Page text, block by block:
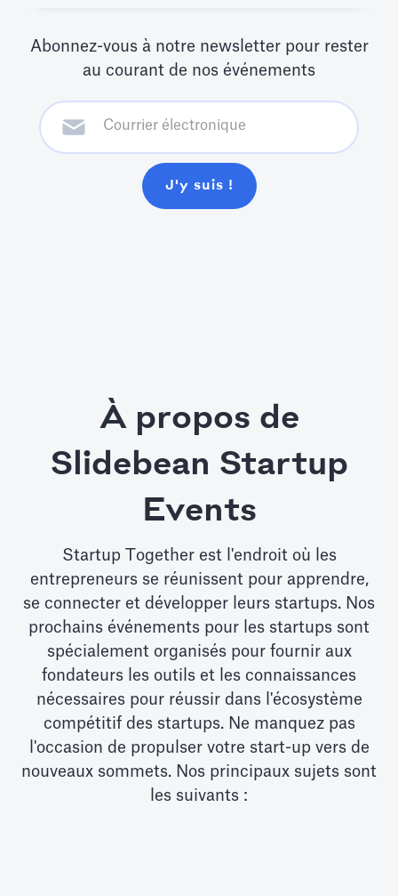
Abonnez-vous à notre newsletter pour rester
au courant de nos événements
À propos de
Slidebean Startup
Events
Startup Together est l'endroit où les
entrepreneurs se réunissent pour apprendre,
se connecter et développer leurs startups. Nos
prochains événements pour les startups sont
spécialement organisés pour fournir aux
fondateurs les outils et les connaissances
nécessaires pour réussir dans l'écosystème
compétitif des startups. Ne manquez pas
l'occasion de propulser votre start-up vers de
nouveaux sommets. Nos principaux sujets sont
les suivants :